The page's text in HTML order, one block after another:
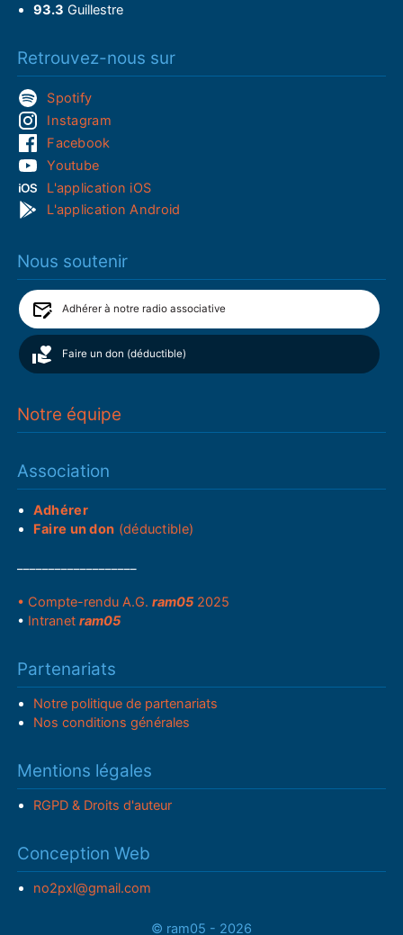
93.3 Guillestre
Retrouvez-nous sur
Spotify
Instagram
Facebook
Youtube
L'application iOS
L'application Android
Nous soutenir
Adhérer à notre radio associative
Faire un don (déductible)
Notre équipe
Association
Adhérer
Faire un don (déductible)
• Compte-rendu A.G.ram05 2025
• Intranetram05
Partenariats
Notre politique de partenariats
Nos conditions générales
Mentions légales
RGPD & Droits d'auteur
Conception Web
no2pxl@gmail.com
© ram05 - 2026